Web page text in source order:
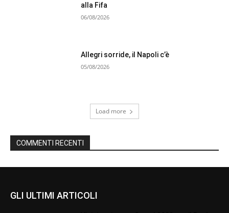
alla Fifa
06/08/2026
Allegri sorride, il Napoli c’è
05/08/2026
Load more
COMMENTI RECENTI
GLI ULTIMI ARTICOLI